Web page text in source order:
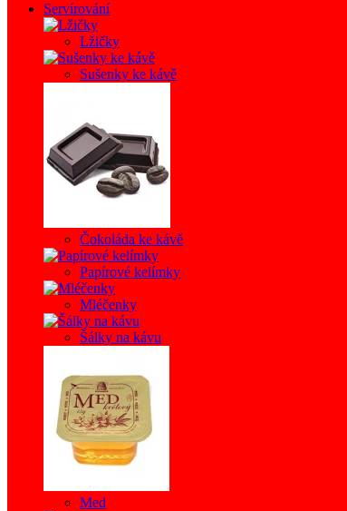
Servírování
Lžičky
Sušenky ke kávě
Čokoláda ke kávě
Papírové kelímky
Mléčenky
Šálky na kávu
Med